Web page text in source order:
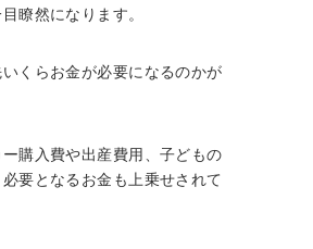
瞭然になります。
くらお金が必要になるのかが
購入費や出産費用、子どもの
要となるお金も上乗せされて